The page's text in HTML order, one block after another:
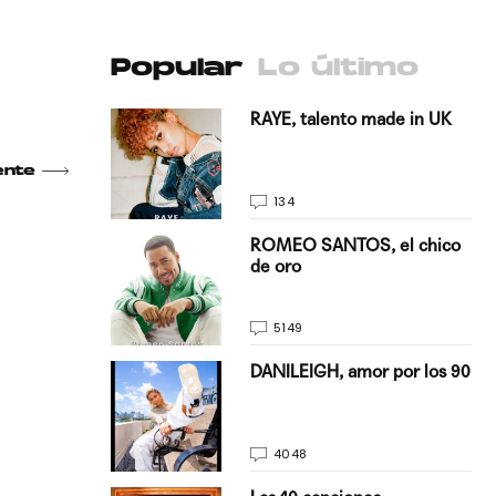
Popular Lo último
RAYE, talento made in UK
134
ROMEO SANTOS, el chico
de oro
5149
DANILEIGH, amor por los 90
4048